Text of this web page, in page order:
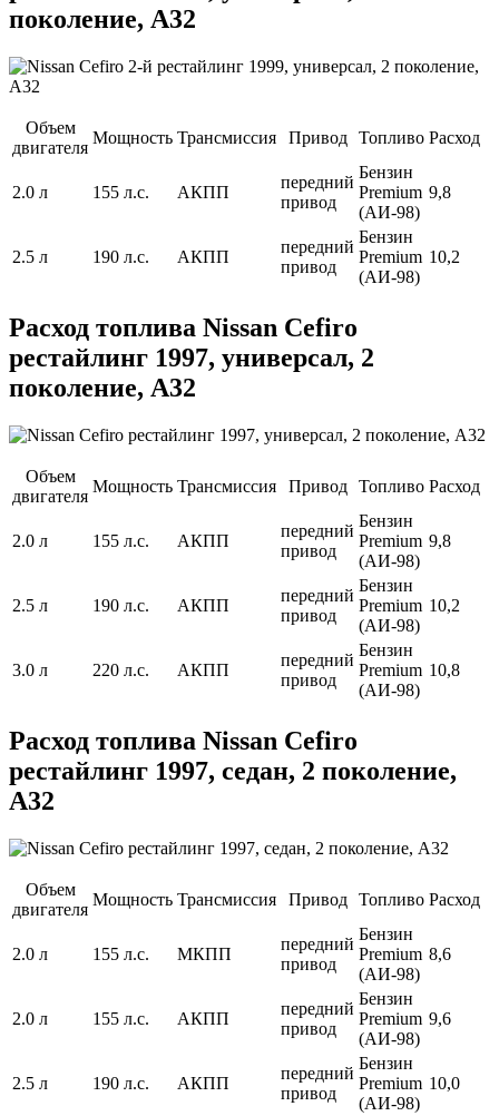
поколение, A32
Объем
двигателя
Мощность Трансмиссия Привод Топливо Расход
2.0 л 155 л.с. АКПП
передний
привод
Бензин
Premium
(АИ-98)
9,8
2.5 л 190 л.с. АКПП
передний
привод
Бензин
Premium
(АИ-98)
10,2
Расход топлива Nissan Cefiro
рестайлинг 1997, универсал, 2
поколение, A32
Объем
двигателя
Мощность Трансмиссия Привод Топливо Расход
2.0 л 155 л.с. АКПП
передний
привод
Бензин
Premium
(АИ-98)
9,8
2.5 л 190 л.с. АКПП
передний
привод
Бензин
Premium
(АИ-98)
10,2
3.0 л 220 л.с. АКПП
передний
привод
Бензин
Premium
(АИ-98)
10,8
Расход топлива Nissan Cefiro
рестайлинг 1997, седан, 2 поколение,
A32
Объем
двигателя
Мощность Трансмиссия Привод Топливо Расход
2.0 л 155 л.с. МКПП
передний
привод
Бензин
Premium
(АИ-98)
8,6
2.0 л 155 л.с. АКПП
передний
привод
Бензин
Premium
(АИ-98)
9,6
2.5 л 190 л.с. АКПП
передний
привод
Бензин
Premium
(АИ-98)
10,0